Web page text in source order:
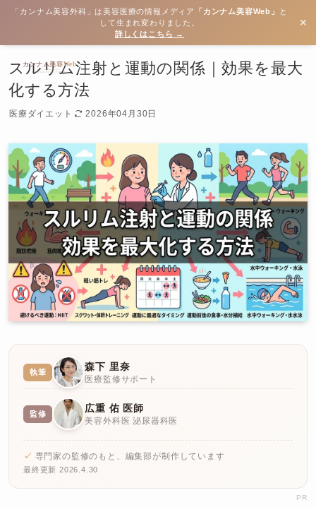
「カンナム美容外科」は美容医療の情報メディア 「カンナム美容Web」
と
して生まれ変わりました。
詳しくはこちら →
✕
スルリム注射と運動の関係｜効果を最大
化する方法
医療ダイエット 2026年04月30日
執筆 森下 里奈
医療監修サポート
監修 広重 佑 医師
美容外科医 泌尿器科医
専門家の監修のもと、編集部が制作しています
最終更新 2026.4.30
PR